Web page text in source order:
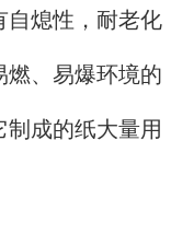
自熄性，耐老化
燃、易爆环境的
成的纸大量用